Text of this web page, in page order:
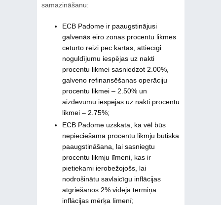
samazināšanu:
ECB Padome ir paaugstinājusi
galvenās eiro zonas procentu likmes
ceturto reizi pēc kārtas, attiecīgi
noguldījumu iespējas uz nakti
procentu likmei sasniedzot 2.00%,
galveno refinansēšanas operāciju
procentu likmei – 2.50% un
aizdevumu iespējas uz nakti procentu
likmei – 2.75%;
ECB Padome uzskata, ka vēl būs
nepieciešama procentu likmju būtiska
paaugstināšana, lai sasniegtu
procentu likmju līmeni, kas ir
pietiekami ierobežojošs, lai
nodrošinātu savlaicīgu inflācijas
atgriešanos 2% vidējā termiņa
inflācijas mērķa līmenī;